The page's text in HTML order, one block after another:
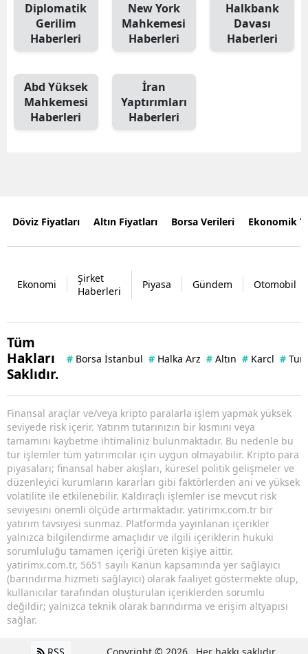
Diplomatik
Gerilim
Haberleri
New York
Mahkemesi
Haberleri
Halkbank
Davası
Haberleri
Abd Yüksek
Mahkemesi
Haberleri
İran
Yaptırımları
Haberleri
Döviz Fiyatları Altın Fiyatları Borsa Verileri Ekonomik
Ekonomi
Şirket
Haberleri
Piyasa Gündem Otomobil
Tüm
Hakları
Saklıdır.
# Borsa İstanbul # Halka Arz # Altın # Karcl #
Finansal araçlar ve/veya kripto paralarla işlem yapmak yüksek
seviyede risk içerir. Yatırım tutarınızın bir kısmını veya
tamamını kaybetme ihtimaliniz bulunmaktadır. Bu nedenle bu
tür işlemler tüm yatırımcılar için uygun olmayabilir. Kripto para
piyasaları; finansal haber akışları, küresel politik gelişmeler ve
düzenleyici kurumların kararları gibi faktörlerden ani ve yüksek
volatilite ile etkilenebilir. Kaldıraçlı işlemler ise mevcut risk
seviyesini önemli ölçüde artırmaktadır. yatirimx.com.tr bir
yatırım tavsiyesi sunmaz. Platformda yayınlanan içerikler
yalnızca bilgilendirme amaçlıdır ve ilgili içeriklerin hukuki
sorumluluğu tamamen içeriği üreten kişiye aittir.
yatirimx.com.tr, 5651 sayılı Kanun kapsamında yer sağlayıcı
(barındırma hizmeti sağlayıcı) olarak faaliyet göstermekte olup,
kullanıcılar tarafından oluşturulan içeriklerden sorumlu
değildir; yalnızca teknik olarak barındırma ve erişim altyapısı
sağlar.